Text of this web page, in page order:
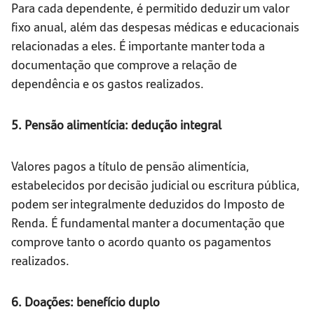
Para cada dependente, é permitido deduzir um valor
fixo anual, além das despesas médicas e educacionais
relacionadas a eles. É importante manter toda a
documentação que comprove a relação de
dependência e os gastos realizados.
5. Pensão alimentícia: dedução integral
Valores pagos a título de pensão alimentícia,
estabelecidos por decisão judicial ou escritura pública,
podem ser integralmente deduzidos do Imposto de
Renda. É fundamental manter a documentação que
comprove tanto o acordo quanto os pagamentos
realizados.
6. Doações: benefício duplo